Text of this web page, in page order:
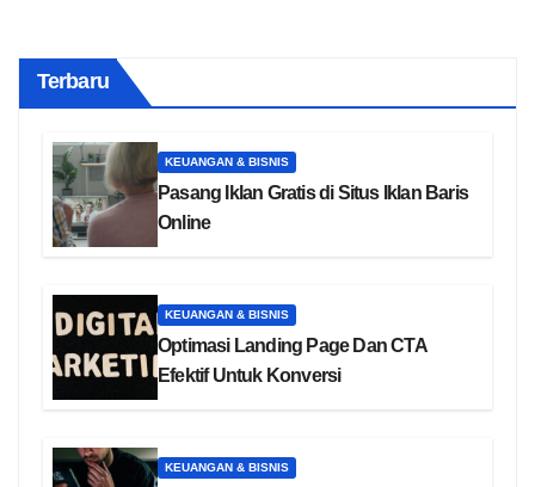
Terbaru
KEUANGAN & BISNIS
Pasang Iklan Gratis di Situs Iklan Baris
Online
KEUANGAN & BISNIS
Optimasi Landing Page Dan CTA
Efektif Untuk Konversi
KEUANGAN & BISNIS